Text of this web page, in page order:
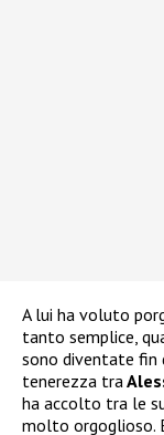
A lui ha voluto
tanto semplice,
sono diventate fin
tenerezza tra
ha accolto tra le
molto orgoglioso.